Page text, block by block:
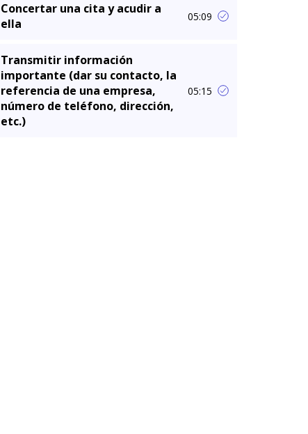
Concertar una cita y acudir a
ella
05:09
Transmitir información
importante (dar su contacto, la
referencia de una empresa,
número de teléfono, dirección,
etc.)
05:15